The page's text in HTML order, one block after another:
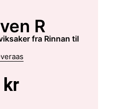
R
kr